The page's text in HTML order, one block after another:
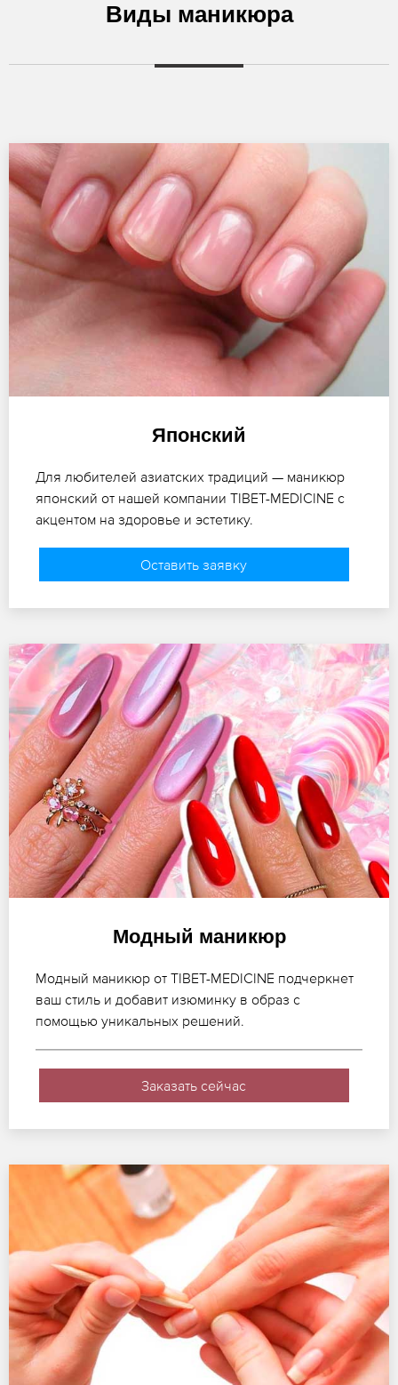
Виды маникюра
Японский
Для любителей азиатских традиций — маникюр
японский от нашей компании TIBET-MEDICINE с
акцентом на здоровье и эстетику.
Оставить заявку
Модный маникюр
Модный маникюр от TIBET-MEDICINE подчеркнет
ваш стиль и добавит изюминку в образ с
помощью уникальных решений.
Заказать сейчас